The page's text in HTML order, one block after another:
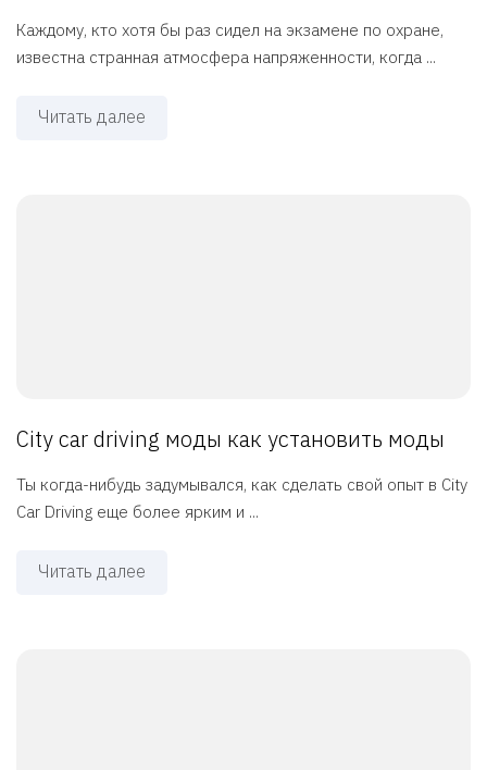
Каждому, кто хотя бы раз сидел на экзамене по охране,
известна странная атмосфера напряженности, когда ...
Читать далее
City car driving моды как установить моды
Ты когда-нибудь задумывался, как сделать свой опыт в City
Car Driving еще более ярким и ...
Читать далее